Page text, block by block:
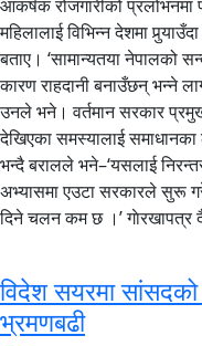
आकर्षक रोजगारीको प्रलोभनमा
महिलालाई विभिन्न देशमा
बताए। ‘सामान्यतया नेपालको
कारण राहदानी बनाउँछन् भन्ने
उनले भने। वर्तमान सरकार
देखिएका समस्यालाई
भन्दै बरालले भने–‘यसलाई
अभ्यासमा एउटा सरकारले सुरू
दिने चलन कम छ ।’ गाेरखापत्र
विदेश सयरमा
भ्रमणबढी